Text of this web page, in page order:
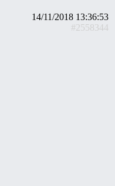
14/11/2018 13:36:53
#2558344